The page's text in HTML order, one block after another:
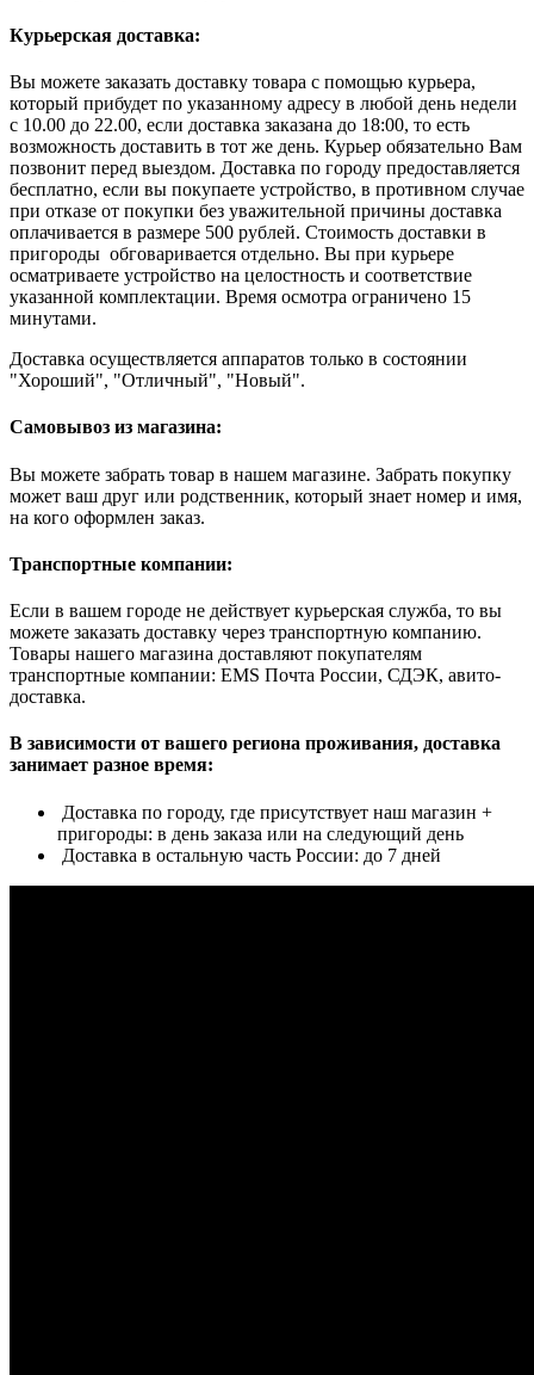
Курьерская доставка:
Вы можете заказать доставку товара с помощью курьера,
который прибудет по указанному адресу в любой день недели
с 10.00 до 22.00, если доставка заказана до 18:00, то есть
возможность доставить в тот же день. Курьер обязательно Вам
позвонит перед выездом. Доставка по городу предоставляется
бесплатно, если вы покупаете устройство, в противном случае
при отказе от покупки без уважительной причины доставка
оплачивается в размере 500 рублей. Стоимость доставки в
пригороды обговаривается отдельно. Вы при курьере
осматриваете устройство на целостность и соответствие
указанной комплектации. Время осмотра ограничено 15
минутами.
Доставка осуществляется аппаратов только в состоянии
"Хороший", "Отличный", "Новый".
Самовывоз из магазина:
Вы можете забрать товар в нашем магазине. Забрать покупку
может ваш друг или родственник, который знает номер и имя,
на кого оформлен заказ.
Транспортные компании:
Если в вашем городе не действует курьерская служба, то вы
можете заказать доставку через транспортную компанию.
Товары нашего магазина доставляют покупателям
транспортные компании: EMS Почта России, СДЭК, авито-
доставка.
В зависимости от вашего региона проживания, доставка
занимает разное время:
Доставка по городу, где присутствует наш магазин +
пригороды: в день заказа или на следующий день
Доставка в остальную часть России: до 7 дней